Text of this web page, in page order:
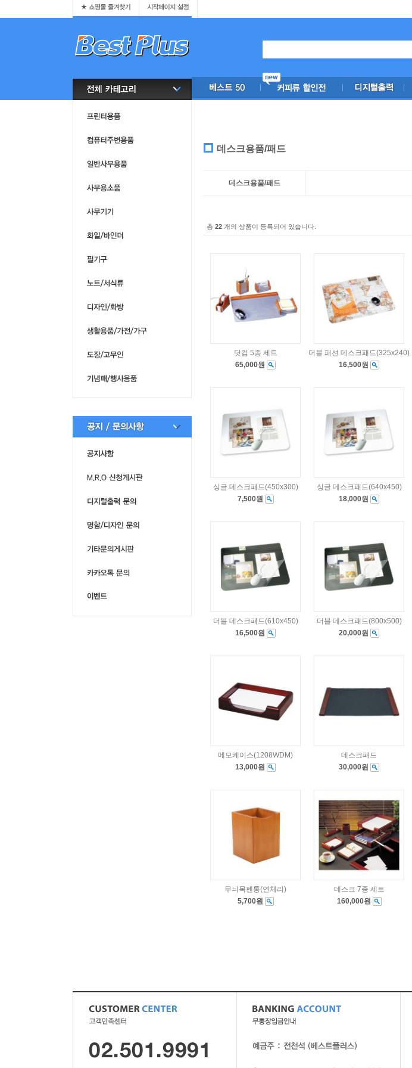
데스크용품/패드
데스크용품/패드
총 22 개의 상품이 등록되어 있습니다.
닷컴 5종 세트
65,000원
더블 패션 데스크패드(325x240)
16,500원
싱글 데스크패드(450x300)
7,500원
싱글 데스크패드(640x450)
18,000원
더블 데스크패드(610x450)
16,500원
더블 데스크패드(800x500)
20,000원
메모케이스(1208WDM)
13,000원
데스크패드
30,000원
무늬목펜통(연체리)
5,700원
데스크 7종 세트
160,000원